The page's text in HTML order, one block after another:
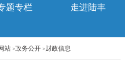
题专栏
走进陆丰
站>政务公开>财政信息